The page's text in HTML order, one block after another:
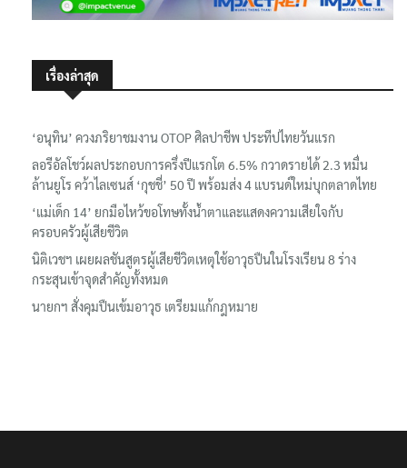
เรื่องล่าสุด
‘อนุทิน’ ควงภริยาชมงาน OTOP ศิลปาชีพ ประทีปไทยวันแรก
ลอรีอัลโชว์ผลประกอบการครึ่งปีแรกโต 6.5% กวาดรายได้ 2.3 หมื่น
ล้านยูโร คว้าไลเซนส์ ‘กุชชี่’ 50 ปี พร้อมส่ง 4 แบรนด์ใหม่บุกตลาดไทย
‘แม่เด็ก 14’ ยกมือไหว้ขอโทษทั้งน้ำตาและแสดงความเสียใจกับ
ครอบครัวผู้เสียชีวิต
นิติเวชฯ เผยผลชันสูตรผู้เสียชีวิตเหตุใช้อาวุธปืนในโรงเรียน 8 ร่าง
กระสุนเข้าจุดสำคัญทั้งหมด
นายกฯ สั่งคุมปืนเข้มอาวุธ เตรียมแก้กฎหมาย